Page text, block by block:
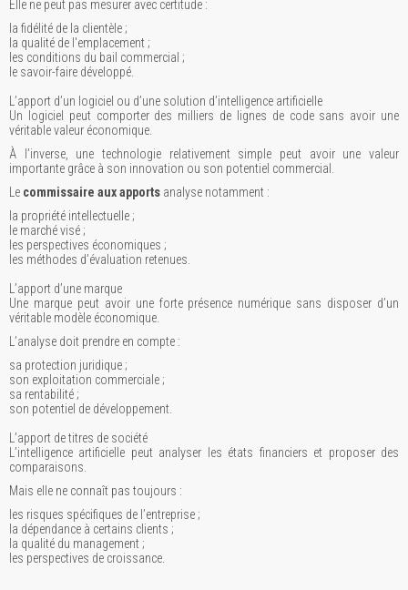
Elle ne peut pas mesurer avec certitude :
la fidélité de la clientèle ;
la qualité de l'emplacement ;
les conditions du bail commercial ;
le savoir-faire développé.
L’apport d’un logiciel ou d’une solution d’intelligence artificielle
Un logiciel peut comporter des milliers de lignes de code sans avoir une
véritable valeur économique.
À l’inverse, une technologie relativement simple peut avoir une valeur
importante grâce à son innovation ou son potentiel commercial.
Le commissaire aux apports analyse notamment :
la propriété intellectuelle ;
le marché visé ;
les perspectives économiques ;
les méthodes d’évaluation retenues.
L’apport d’une marque
Une marque peut avoir une forte présence numérique sans disposer d’un
véritable modèle économique.
L’analyse doit prendre en compte :
sa protection juridique ;
son exploitation commerciale ;
sa rentabilité ;
son potentiel de développement.
L’apport de titres de société
L’intelligence artificielle peut analyser les états financiers et proposer des
comparaisons.
Mais elle ne connaît pas toujours :
les risques spécifiques de l’entreprise ;
la dépendance à certains clients ;
la qualité du management ;
les perspectives de croissance.